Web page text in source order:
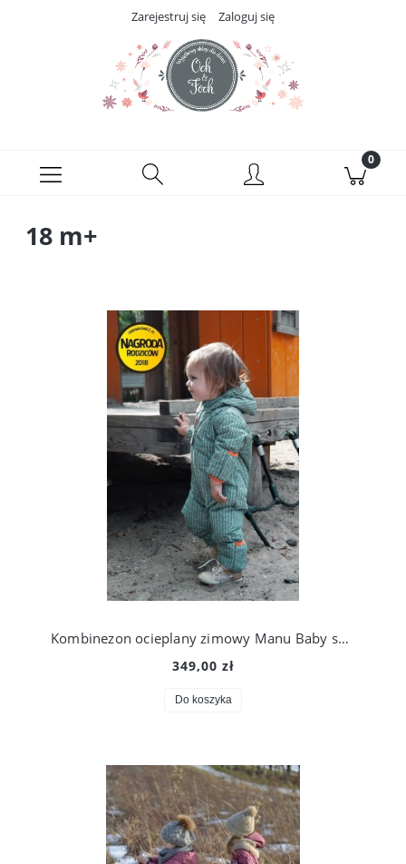
Zarejestruj się Zaloguj się
18 m+
Kombinezon ocieplany zimowy Manu Baby snowsuit, Ducksday
349,00 zł
Do koszyka